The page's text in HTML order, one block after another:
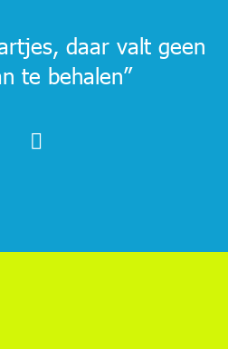
daar valt geen
te behalen”